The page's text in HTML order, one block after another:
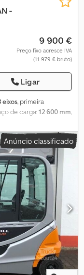
-
9 900 €
Preço fixo acresce IVA
(11 979 € bruto)
Ligar
eixos, primeira
de carga:12 600 mm,
pneu:385 65 R 22.6,
2002,
roda Configuração dos
traseiro 1: medida
do pneu: 385 65 R
385 65 R 22.5;
em vazio: 12.315 kg
kg Funcional Mastro:
16.000 - R
Anúncio classificado